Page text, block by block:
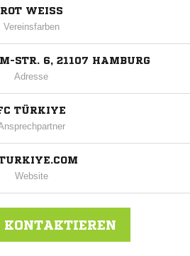
ROT WEISS
Vereinsfarben
STR. 6, 21107 HAMBURG
Adresse
TÜRKIYE
Website
KONTAKTIEREN